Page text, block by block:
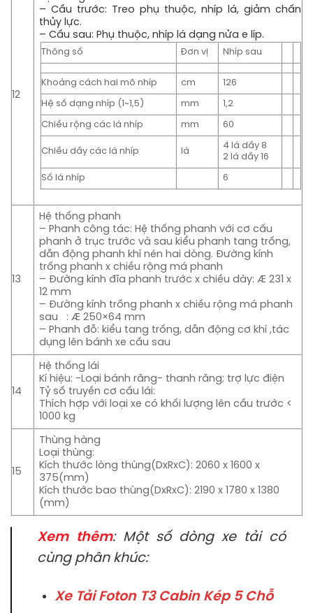
12
– Cầu trước: Treo phụ thuộc, nhíp lá, giảm chấn
thủy lực.
– Cầu sau: Phụ thuộc, nhíp lá dạng nửa e líp.
Thông số Đơn vị Nhíp sau
Khoảng cách hai mõ nhíp cm 126
Hệ số dạng nhíp (1~1,5) mm 1,2
Chiều rộng các lá nhíp mm 60
Chiều dầy các lá nhíp lá
4 lá dầy 8
2 lá dầy 16
Số lá nhíp 6
13
Hệ thống phanh
– Phanh công tác: Hệ thống phanh với cơ cấu
phanh ở trục trước và sau kiểu phanh tang trống,
dẫn động phanh khí nén hai dòng. Đường kính
trống phanh x chiều rộng má phanh
– Đường kính đĩa phanh trước x chiều dày: Æ 231 x
12 mm
– Đường kính trống phanh x chiều rộng má phanh
sau : Æ 250×64 mm
– Phanh đỗ: kiểu tang trống, dẫn động cơ khí ,tác
dụng lên bánh xe cầu sau
14
Hệ thống lái
Kí hiệu: -Loại bánh răng- thanh răng; trợ lực điện
Tỷ số truyền cơ cấu lái:
Thích hợp với loại xe có khối lượng lên cầu trước <
1000 kg
15
Thùng hàng
Loại thùng:
Kích thước lòng thùng(DxRxC): 2060 x 1600 x
375(mm)
Kích thước bao thùng(DxRxC): 2190 x 1780 x 1380
(mm)
Xem thêm: Một số dòng xe tải có
cùng phân khúc:
Xe Tải Foton T3 Cabin Kép 5 Chỗ